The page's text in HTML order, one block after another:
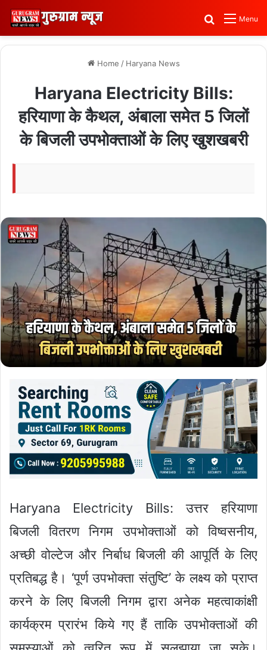
Menu
Search for
Home / Haryana News
Haryana Electricity Bills:
हरियाणा के कैथल, अंबाला समेत 5 जिलों
के बिजली उपभोक्ताओं के लिए खुशखबरी
Haryana Electricity Bills: उत्तर हरियाणा
बिजली वितरण निगम उपभोक्ताओं को विष्वसनीय,
अच्छी वोल्टेज और निर्बाध बिजली की आपूर्ति के लिए
प्रतिबद्ध है। ‘पूर्ण उपभोक्ता संतुष्टि’ के लक्ष्य को प्राप्त
करने के लिए बिजली निगम द्वारा अनेक महत्वाकांक्षी
कार्यक्रम प्रारंभ किये गए हैं ताकि उपभोक्ताओं की